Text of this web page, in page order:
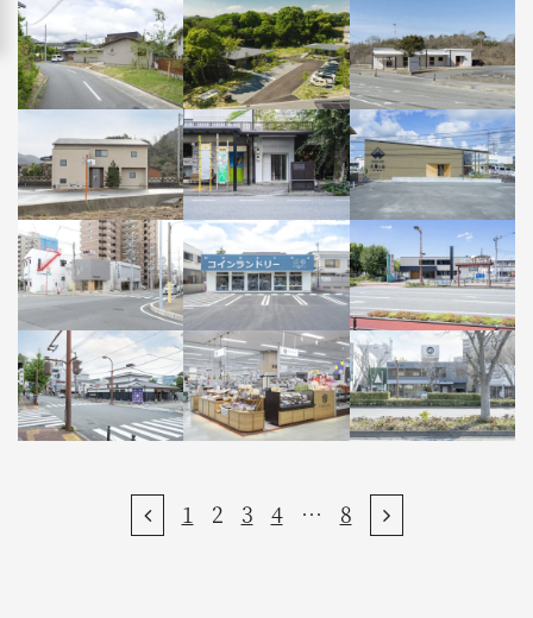
François Little.Seekers
リトルシーカーズ
1 2 3 4 … 8